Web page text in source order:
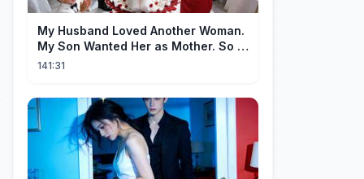
My Husband Loved Another Woman.
My Son Wanted Her as Mother. So I
Left Them Both to Find Myself.
141:31